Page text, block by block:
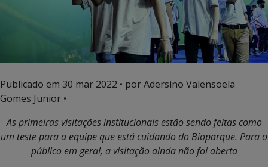
Publicado em 30 mar 2022 • por Adersino Valensoela
Gomes Junior •
As primeiras visitações institucionais estão sendo feitas como
um teste para a equipe que está cuidando do Bioparque. Para o
público em geral, a visitação ainda não foi aberta